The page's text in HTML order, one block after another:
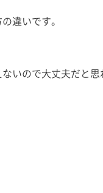
違いです。
いので大丈夫だと思